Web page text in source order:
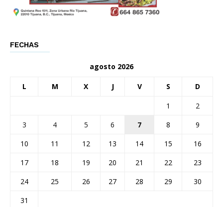
FECHAS
agosto 2026
L M X J V S D
1
2
3
4 5 6 7 8
9
10
11 12 13 14 15
16
17
18 19 20 21 22
23
24
25 26 27 28 29
30
31